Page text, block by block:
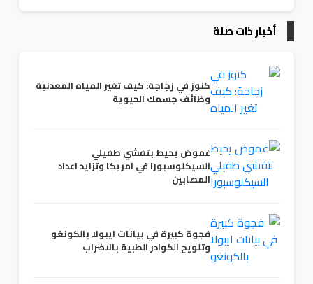
أخبار ذات صلة
كنوز في زجاجة: كيف تغير المياه المعدنية
وظائف جسمك الحيوية
غموض يحيط بتفشي طفيلي
السيكلوسبورا في امريكا وتزايد اعداد
المصابين
فجوة كبيرة في بيانات ايبولا بالكونغو
وتلويح الكوادر الطبية بالاضراب